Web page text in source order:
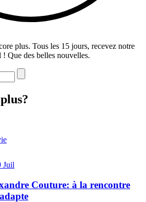
plus. Tous les 15 jours, recevez notre
Que des belles nouvelles.
Juil
Couture: à la rencontre